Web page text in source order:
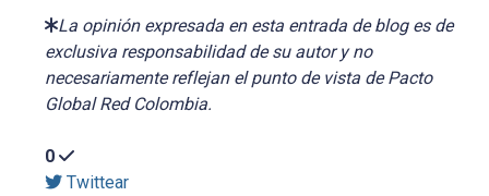
La opinión expresada en esta entrada de blog es de
exclusiva responsabilidad de su autor y no
necesariamente reflejan el punto de vista de Pacto
Global Red Colombia.
0
Twittear